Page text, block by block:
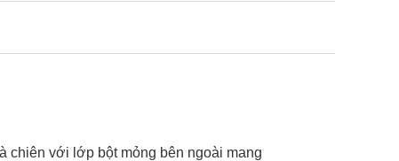
chiên với lớp bột mỏng bên ngoài mang